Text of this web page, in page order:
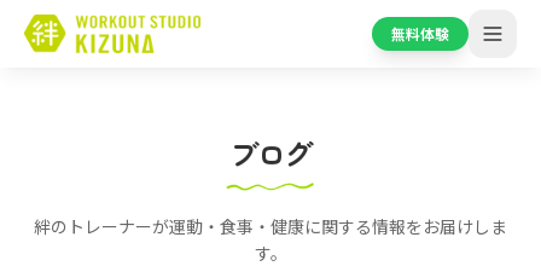
無料体験
ブログ
絆のトレーナーが運動・食事・健康に関する情報をお届けしま
す。